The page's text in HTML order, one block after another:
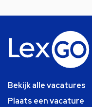
Bekijk alle vacatures
Plaats een vacature